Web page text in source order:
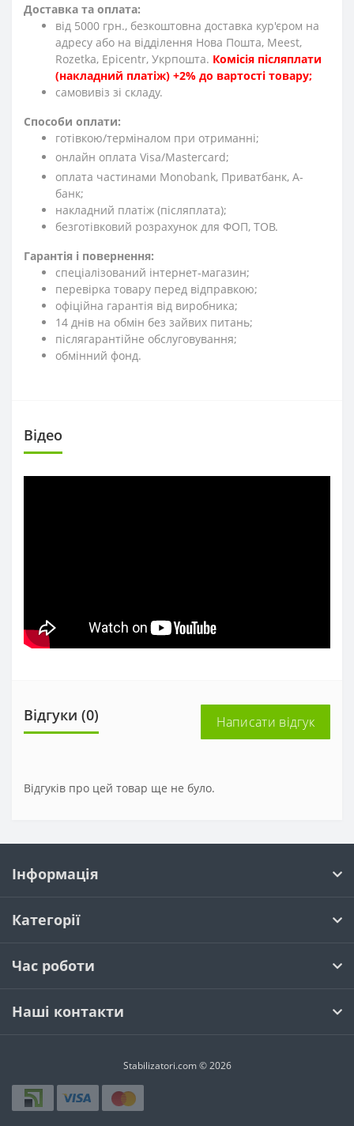
Доставка та оплата:
від 5000 грн., безкоштовна доставка кур'єром на
адресу або на відділення Нова Пошта, Meest,
Rozetka, Epicentr, Укрпошта. Комісія післяплати
(накладний платіж) +2% до вартості товару;
cамовивіз зі складу.
Способи оплати:
готівкою/терміналом при отриманні;
онлайн оплата Visa/Mastercard;
оплата частинами Monobank, Приватбанк, А-
банк;
накладний платіж (післяплата);
безготівковий розрахунок для ФОП, ТОВ.
Гарантія і повернення:
спеціалізований інтернет-магазин;
перевірка товару перед відправкою;
офіційна гарантія від виробника;
14 днів на обмін без зайвих питань;
післягарантійне обслуговування;
обмінний фонд.
Вiдео
Відгуки (0) Написати відгук
Відгуків про цей товар ще не було.
Інформація
Категорії
Час роботи
Наші контакти
Stabilizatori.com © 2026